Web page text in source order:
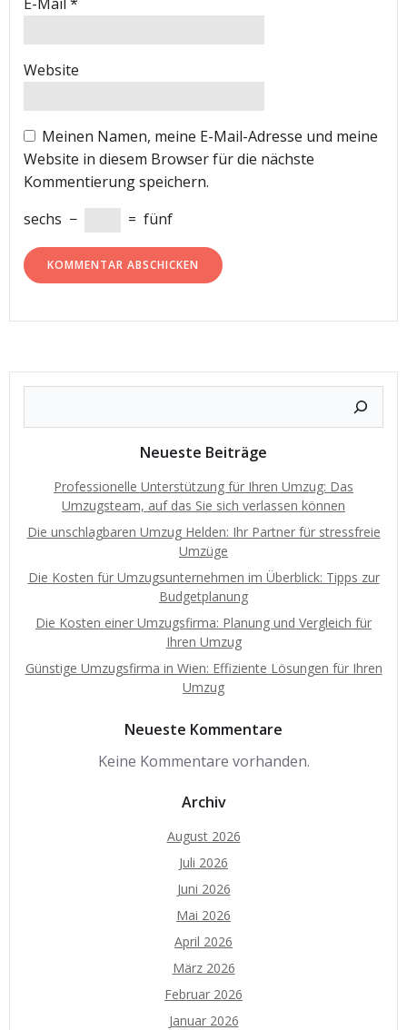
Website
Meinen Namen, meine E-Mail-Adresse und meine
Website in diesem Browser für die nächste
Kommentierung speichern.
sechs − = fünf
Neueste Beiträge
Professionelle Unterstützung für Ihren Umzug: Das
Umzugsteam, auf das Sie sich verlassen können
Die unschlagbaren Umzug Helden: Ihr Partner für stressfreie
Umzüge
Die Kosten für Umzugsunternehmen im Überblick: Tipps zur
Budgetplanung
Die Kosten einer Umzugsfirma: Planung und Vergleich für
Ihren Umzug
Günstige Umzugsfirma in Wien: Effiziente Lösungen für Ihren
Umzug
Neueste Kommentare
Keine Kommentare vorhanden.
Archiv
August 2026
Juli 2026
Juni 2026
Mai 2026
April 2026
März 2026
Februar 2026
Januar 2026